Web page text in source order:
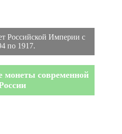
Российской Империи с
по 1917.
монеты современной